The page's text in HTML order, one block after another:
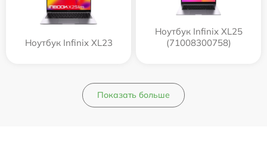
Ноутбук Infinix XL23
Ноутбук Infinix XL25
(71008300758)
Показать больше